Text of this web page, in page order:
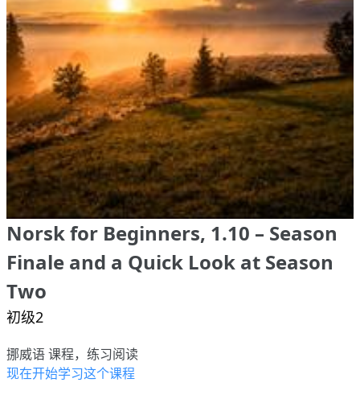
Norsk for Beginners, 1.10 – Season
Finale and a Quick Look at Season
Two
初级2
挪威语 课程，练习阅读
现在开始学习这个课程